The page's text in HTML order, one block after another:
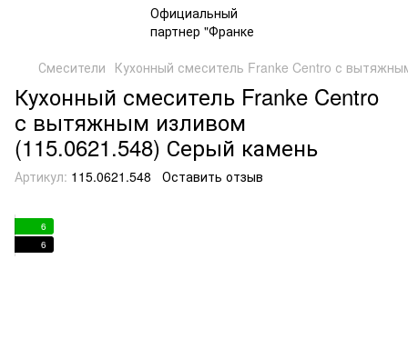
Смесители Кухонный смеситель Franke Centro с
Кухонный смеситель Franke Centro
с вытяжным изливом
(115.0621.548) Серый камень
Артикул: 115.0621.548 Оставить отзыв
6
6